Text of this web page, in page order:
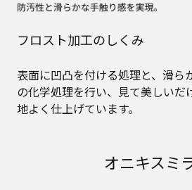
フロスト加工のしくみ
表面に凹凸を付ける処理と、滑ら
の化学処理を行い、見て美しいだ
地よく仕上げています。
オニキスミ